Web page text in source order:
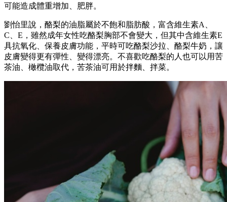
可能造成體重增加、肥胖。
劉怡里說，酪梨的油脂屬於不飽和脂肪酸，富含維生素A、
C、E，雖然成年女性吃酪梨胸部不會變大，但其中含維生素E
具抗氧化、保養皮膚功能，平時可吃酪梨沙拉、酪梨牛奶，讓
皮膚變得更有彈性、變得漂亮。不喜歡吃酪梨的人也可以用苦
茶油、橄欖油取代，苦茶油可用於拌麵、拌菜。